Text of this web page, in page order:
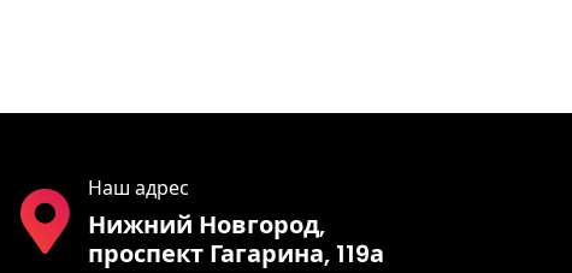
Наш адрес
Нижний Новгород,
проспект Гагарина, 119а